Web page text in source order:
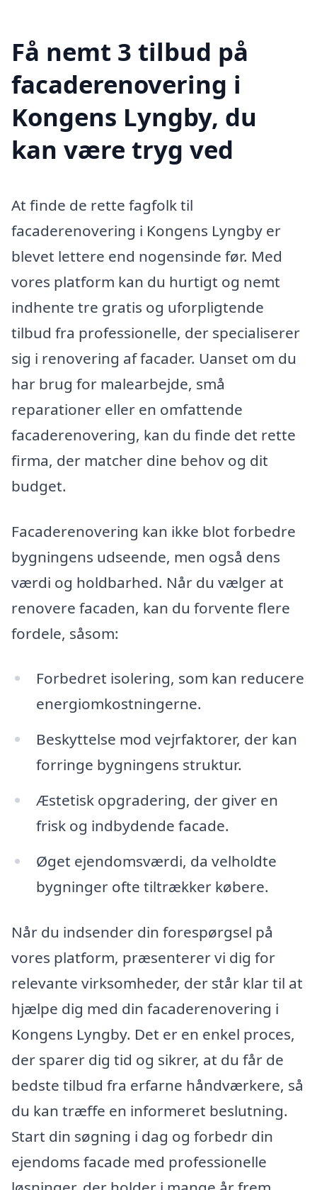
Få nemt 3 tilbud på
facaderenovering i
Kongens Lyngby, du
kan være tryg ved
At finde de rette fagfolk til
facaderenovering i Kongens Lyngby er
blevet lettere end nogensinde før. Med
vores platform kan du hurtigt og nemt
indhente tre gratis og uforpligtende
tilbud fra professionelle, der specialiserer
sig i renovering af facader. Uanset om du
har brug for malearbejde, små
reparationer eller en omfattende
facaderenovering, kan du finde det rette
firma, der matcher dine behov og dit
budget.
Facaderenovering kan ikke blot forbedre
bygningens udseende, men også dens
værdi og holdbarhed. Når du vælger at
renovere facaden, kan du forvente flere
fordele, såsom:
Forbedret isolering, som kan reducere
energiomkostningerne.
Beskyttelse mod vejrfaktorer, der kan
forringe bygningens struktur.
Æstetisk opgradering, der giver en
frisk og indbydende facade.
Øget ejendomsværdi, da velholdte
bygninger ofte tiltrækker købere.
Når du indsender din forespørgsel på
vores platform, præsenterer vi dig for
relevante virksomheder, der står klar til at
hjælpe dig med din facaderenovering i
Kongens Lyngby. Det er en enkel proces,
der sparer dig tid og sikrer, at du får de
bedste tilbud fra erfarne håndværkere, så
du kan træffe en informeret beslutning.
Start din søgning i dag og forbedr din
ejendoms facade med professionelle